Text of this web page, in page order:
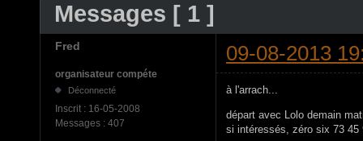
Messages [ 1 ]
Fred 09-08-2013
organisateur compéte
Déconnecté
Inscrit : 16-05-2008
Messages : 407
à l'arrach...
départ avec Lolo demain
si intéressés, zéro six 73 45